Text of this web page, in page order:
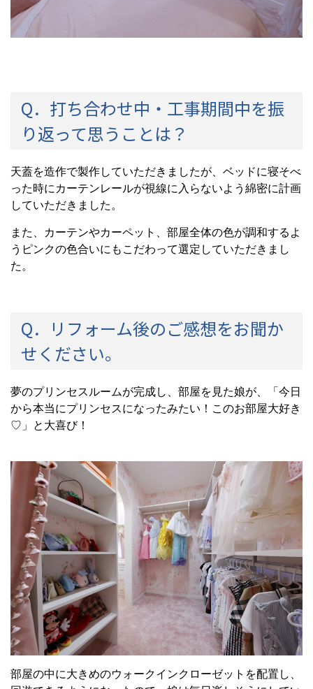
Q．打ち合わせ中・工事期間中を振
り返って思うことは？
天蓋を造作で製作していただきましたが、ベッドに寝そべ
った時にカーテンレールが視線に入らないよう綿密に計画
していただきました。
また、カーテンやカーペット、部屋全体の色が調和するよ
うピンクの色合いにもこだわって選定していただきまし
た。
Q．リフォーム後のご感想をお聞か
せください。
夢のプリンセスルームが完成し、部屋を見た娘が、「今日
から本当にプリンセスになったみたい！このお部屋大好き
♡」と大喜び！
部屋の中に大きめのウォークインクローゼットを配置し、